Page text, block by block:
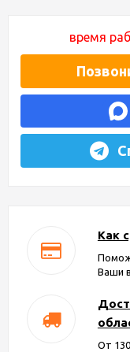
время
Как
Ваши
От